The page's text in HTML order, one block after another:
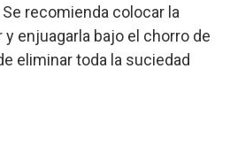
recomienda colocar la
enjuagarla bajo el chorro de
eliminar toda la suciedad